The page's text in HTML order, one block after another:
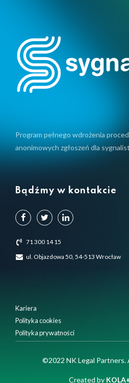
Program pełnego wdrożenia
anonimowych zgłoszeń dla
Bądźmy w kontakcie
71 300 14 15
ul. Objazdowa 50, 54-513 Wrocław
Kariera
Polityka cookies
Polityka prywatności
©2022 NK Legal Partners.
Created by
doświadczenia na naszej stronie
używamy, lub wyłączyć je w